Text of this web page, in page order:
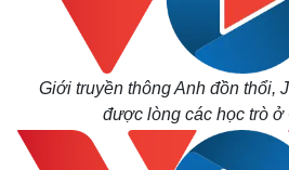
Giới truyền thông Anh đồn thổi,
được lòng các học trò ở